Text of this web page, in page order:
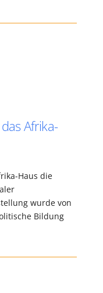
Afrika-
Haus die
wurde von
Bildung